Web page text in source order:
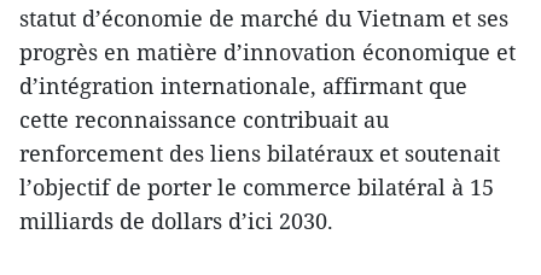
statut d’économie de marché du Vietnam et ses
progrès en matière d’innovation économique et
d’intégration internationale, affirmant que
cette reconnaissance contribuait au
renforcement des liens bilatéraux et soutenait
l’objectif de porter le commerce bilatéral à 15
milliards de dollars d’ici 2030.